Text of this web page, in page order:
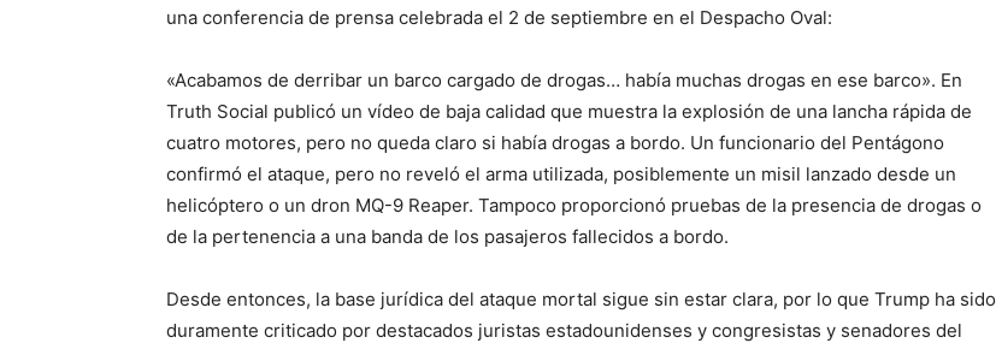
una conferencia de prensa celebrada el 2 de septiembre en el Despacho Oval:
«Acabamos de derribar un barco cargado de drogas… había muchas drogas en ese barco». En
Truth Social publicó un vídeo de baja calidad que muestra la explosión de una lancha rápida de
cuatro motores, pero no queda claro si había drogas a bordo. Un funcionario del Pentágono
confirmó el ataque, pero no reveló el arma utilizada, posiblemente un misil lanzado desde un
helicóptero o un dron MQ-9 Reaper. Tampoco proporcionó pruebas de la presencia de drogas o
de la pertenencia a una banda de los pasajeros fallecidos a bordo.
Desde entonces, la base jurídica del ataque mortal sigue sin estar clara, por lo que Trump ha sido
duramente criticado por destacados juristas estadounidenses y congresistas y senadores del